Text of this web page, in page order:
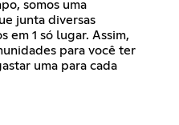
somos uma
junta diversas
em 1 só lugar. Assim,
para você ter
uma para cada